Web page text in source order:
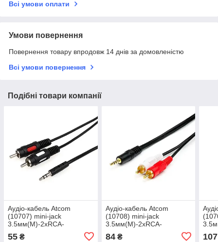
Всі умови оплати
Умови повернення
Повернення товару впродовж 14 днів за домовленістю
Всі умови повернення
Подібні товари компанії
Аудіо-кабель Atcom
(10707) mini-jack
3.5мм(M)-2xRCA-
55 ₴
Аудіо-кабель Atcom
(10708) mini-jack
3.5мм(M)-2xRCA-
84₴ 107